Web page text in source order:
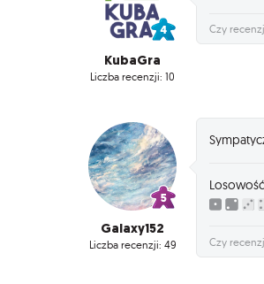
KubaGra
Liczba recenzji: 10
Czy
Galaxy152
Liczba recenzji: 49 Czy